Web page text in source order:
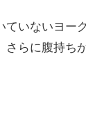
ていないヨー
さらに腹持ち